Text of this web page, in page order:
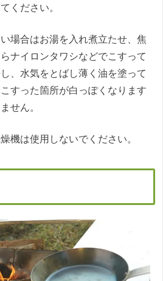
ください。
場合はお湯を入れ煮立たせ、焦
ナイロンタワシなどでこすって
、水気をとばし薄く油を塗って
すった箇所が白っぽくなります
せん。
機は使用しないでください。